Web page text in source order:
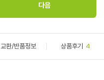
교환/반품정보 상품후기 4